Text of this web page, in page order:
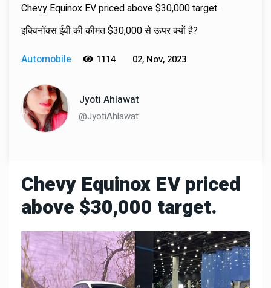
Chevy Equinox EV priced above $30,000 target.
इक्विनॉक्स ईवी की कीमत $30,000 से ऊपर क्यों है?
Automobile
1114 02, Nov, 2023
Jyoti Ahlawat
@JyotiAhlawat
Chevy Equinox EV priced
above $30,000 target.